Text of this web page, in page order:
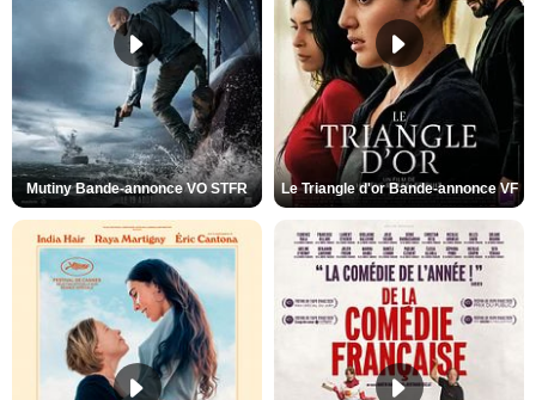
Mutiny Bande-annonce VO STFR Le Triangle d'or Bande-annonce VF